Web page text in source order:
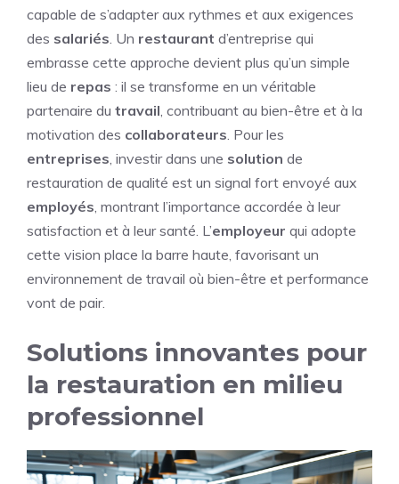
capable de s’adapter aux rythmes et aux exigences
des salariés. Un restaurant d’entreprise qui
embrasse cette approche devient plus qu’un simple
lieu de repas : il se transforme en un véritable
partenaire du travail, contribuant au bien-être et à la
motivation des collaborateurs. Pour les
entreprises, investir dans une solution de
restauration de qualité est un signal fort envoyé aux
employés, montrant l’importance accordée à leur
satisfaction et à leur santé. L’employeur qui adopte
cette vision place la barre haute, favorisant un
environnement de travail où bien-être et performance
vont de pair.
Solutions innovantes pour
la restauration en milieu
professionnel